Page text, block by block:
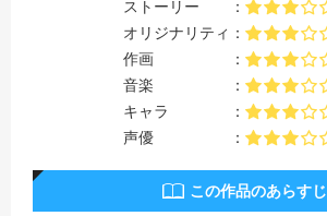
ストーリー
オリジナリティ
作画
音楽
キャラ
声優
この作品のあらすじ